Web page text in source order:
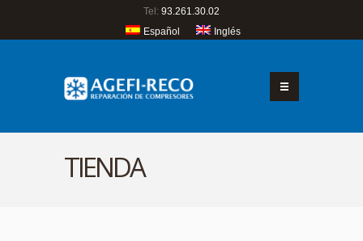
Tel: 93.261.30.02
Español
Inglés
TIENDA